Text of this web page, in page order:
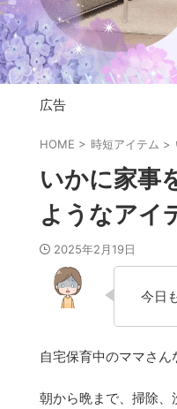
広告
HOME > 時短アイテム >
いかに家事
ようなアイ
2025年2月19日
今日
自宅保育中のママさん
朝から晩まで、掃除、